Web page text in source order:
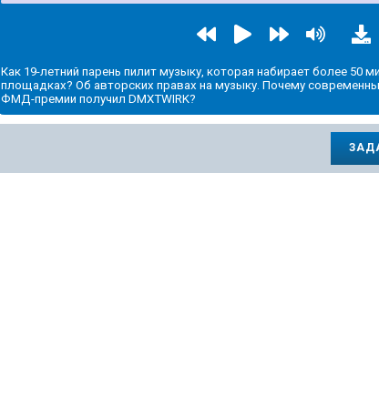
Как 19-летний парень пилит музыку, которая набирает более 50
площадках? Об авторских правах на музыку. Почему
ФМД-премии получил DMXTWIRK?